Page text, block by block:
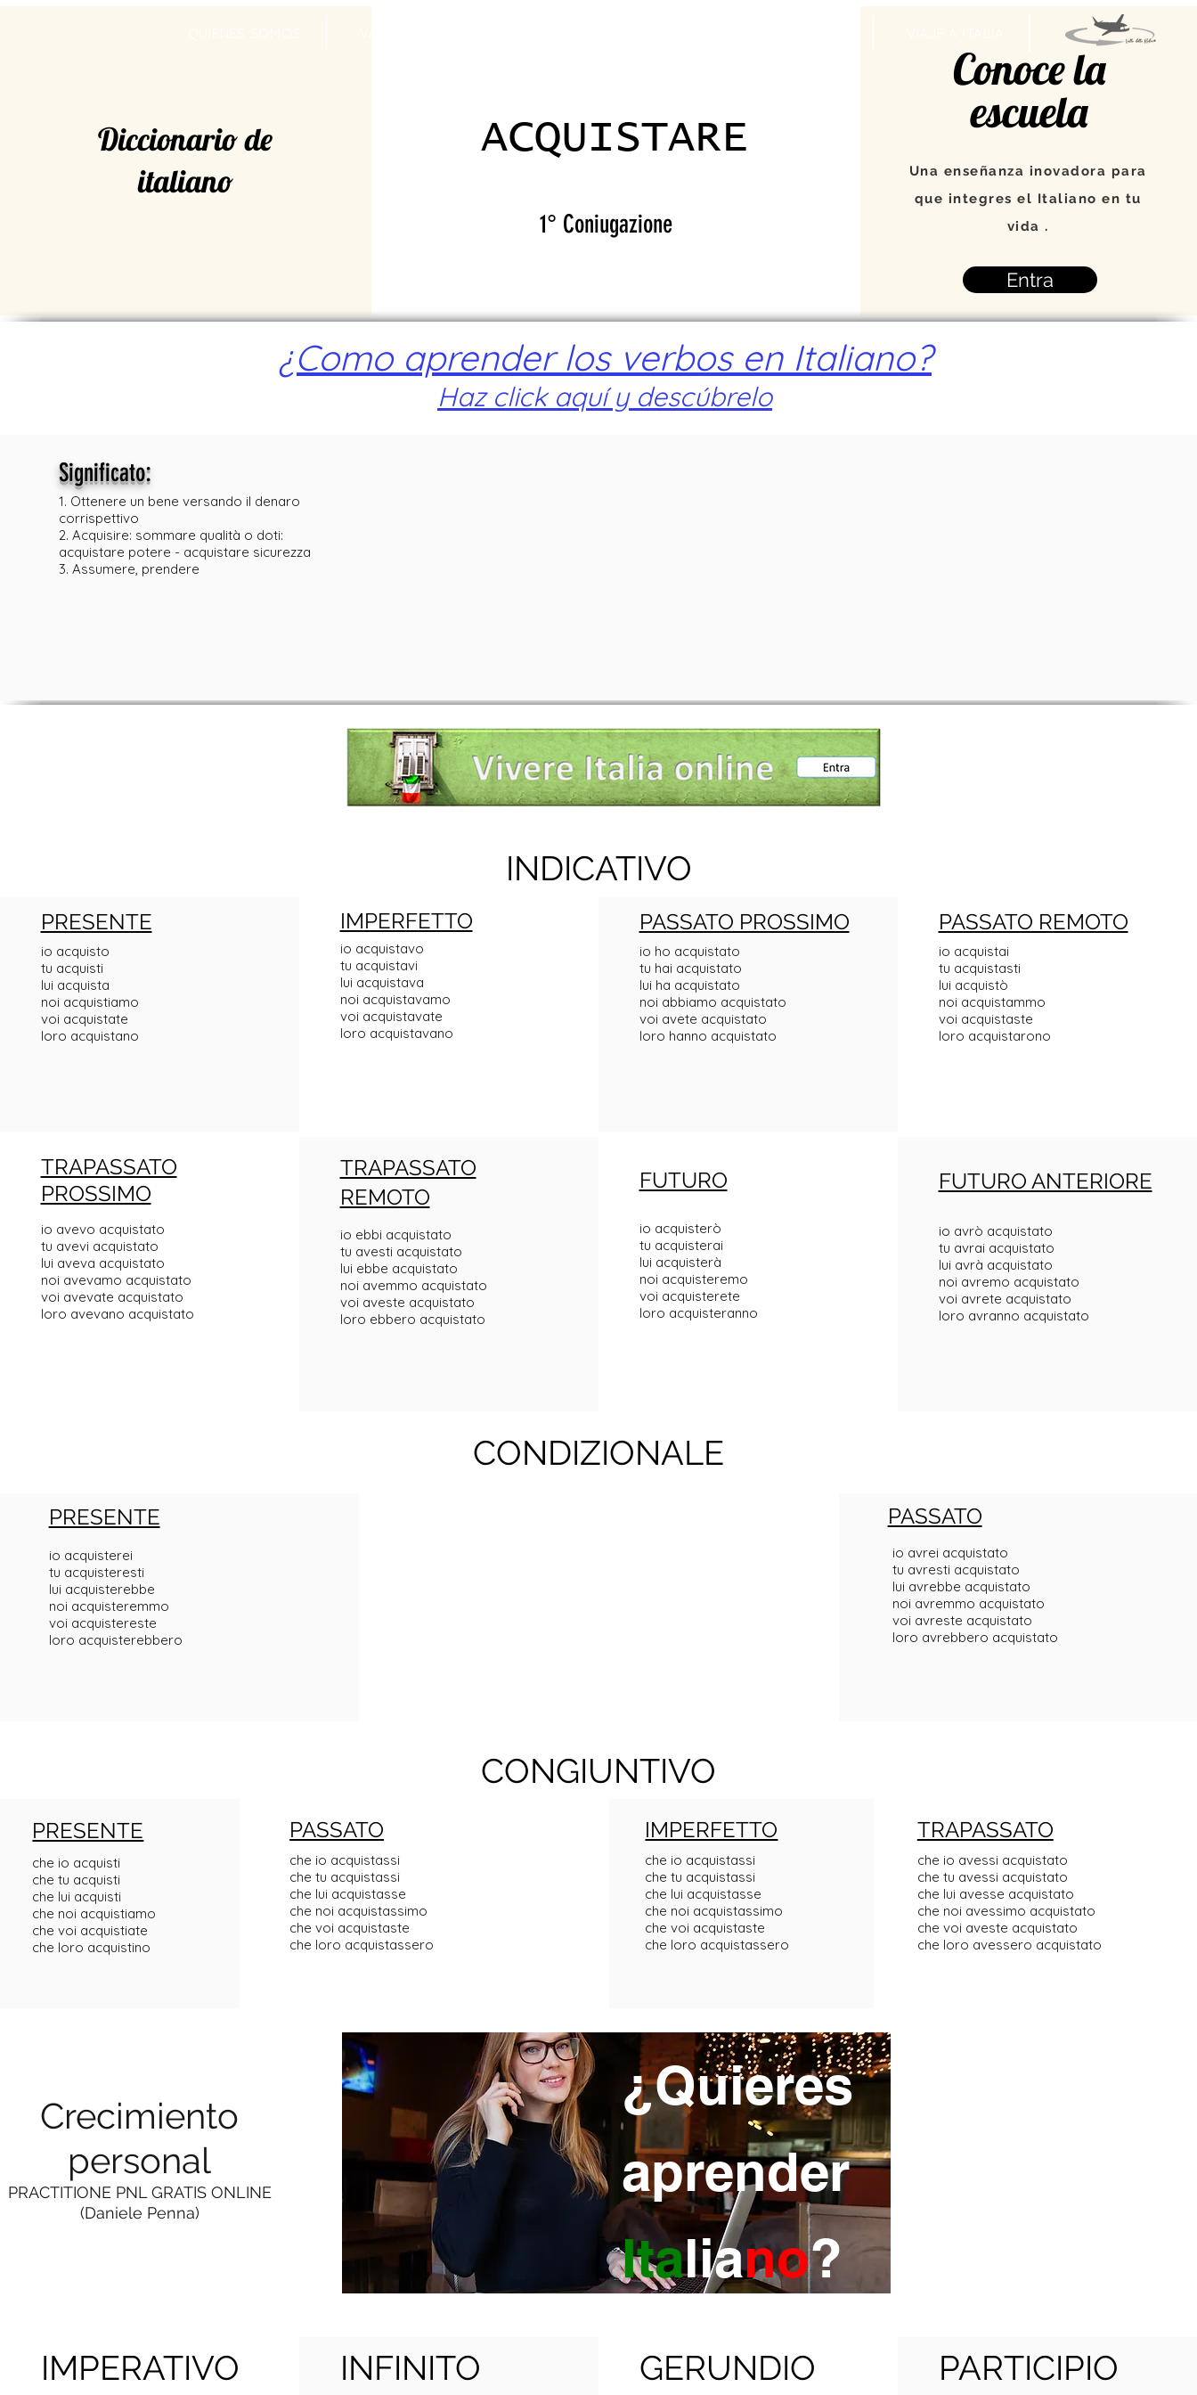
Diccionario de
italiano
ACQUISTARE
1° Coniugazione
Conoce la
escuela
Una enseñanza inovadora para
que integres el Italiano en tu
vida .
Entra
¿Como aprender los verbos en Italiano?
Haz click aquí y descúbrelo
Significato:
1. Ottenere un bene versando il denaro
corrispettivo
2. Acquisire: sommare qualità o doti:
acquistare potere - acquistare sicurezza
3. Assumere, prendere
INDICATIVO
PRESENTE
io acquisto
tu acquisti
lui acquista
noi acquistiamo
voi acquistate
loro acquistano
IMPERFETTO
io acquistavo
tu acquistavi
lui acquistava
noi acquistavamo
voi acquistavate
loro acquistavano
PASSATO PROSSIMO
io ho acquistato
tu hai acquistato
lui ha acquistato
noi abbiamo acquistato
voi avete acquistato
loro hanno acquistato
PASSATO REMOTO
io acquistai
tu acquistasti
lui acquistò
noi acquistammo
voi acquistaste
loro acquistarono
TRAPASSATO
PROSSIMO
io avevo acquistato
tu avevi acquistato
lui aveva acquistato
noi avevamo acquistato
voi avevate acquistato
loro avevano acquistato
TRAPASSATO
REMOTO
io ebbi acquistato
tu avesti acquistato
lui ebbe acquistato
noi avemmo acquistato
voi aveste acquistato
loro ebbero acquistato
FUTURO
io acquisterò
tu acquisterai
lui acquisterà
noi acquisteremo
voi acquisterete
loro acquisteranno
FUTURO ANTERIORE
io avrò acquistato
tu avrai acquistato
lui avrà acquistato
noi avremo acquistato
voi avrete acquistato
loro avranno acquistato
CONDIZIONALE
PRESENTE
io acquisterei
tu acquisteresti
lui acquisterebbe
noi acquisteremmo
voi acquistereste
loro acquisterebbero
PASSATO
io avrei acquistato
tu avresti acquistato
lui avrebbe acquistato
noi avremmo acquistato
voi avreste acquistato
loro avrebbero acquistato
CONGIUNTIVO
PRESENTE
che io acquisti
che tu acquisti
che lui acquisti
che noi acquistiamo
che voi acquistiate
che loro acquistino
PASSATO
che io acquistassi
che tu acquistassi
che lui acquistasse
che noi acquistassimo
che voi acquistaste
che loro acquistassero
IMPERFETTO
che io acquistassi
che tu acquistassi
che lui acquistasse
che noi acquistassimo
che voi acquistaste
che loro acquistassero
TRAPASSATO
che io avessi acquistato
che tu avessi acquistato
che lui avesse acquistato
che noi avessimo acquistato
che voi aveste acquistato
che loro avessero acquistato
Crecimiento
personal
PRACTITIONE PNL GRATIS ONLINE
(Daniele Penna)
¿Quieres
aprender
Italiano?
IMPERATIVO INFINITO GERUNDIO PARTICIPIO